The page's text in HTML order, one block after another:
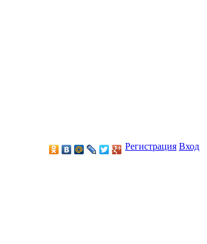
Регистрация Вход